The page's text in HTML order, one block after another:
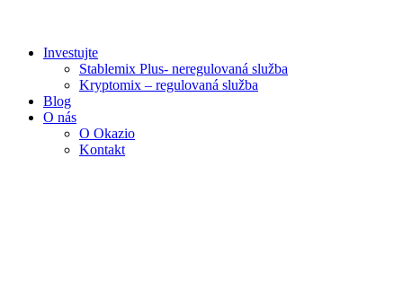
Investujte
Stablemix Plus- neregulovaná služba
Kryptomix – regulovaná služba
Blog
O nás
O Okazio
Kontakt